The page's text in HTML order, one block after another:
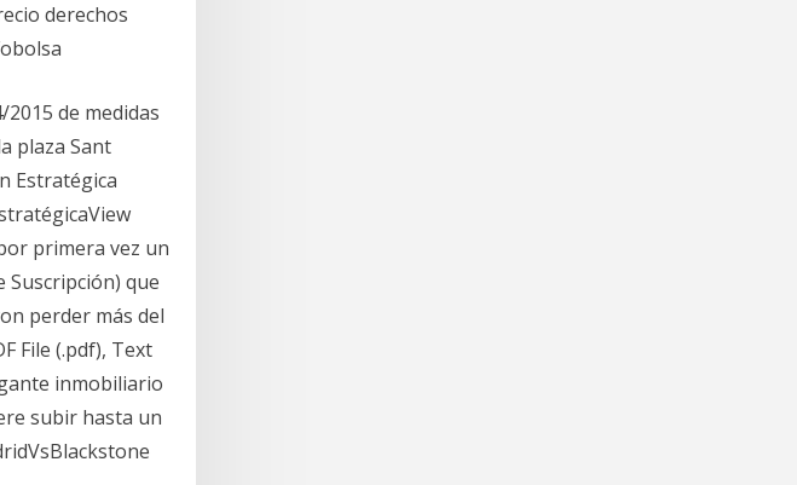
derechos
de medidas
plaza Sant
Estratégica
primera vez un
Suscripción) que
perder más del
File (.pdf), Text
inmobiliario
subir hasta un